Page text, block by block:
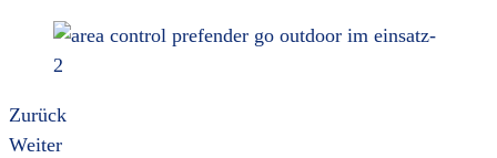
Zurück
Weiter